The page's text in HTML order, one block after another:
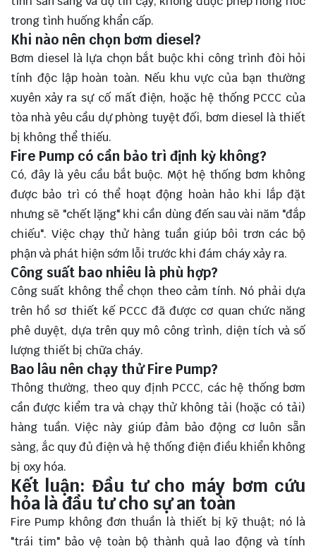
trong tình huống khẩn cấp.
Khi nào nên chọn bơm diesel?
Bơm diesel là lựa chọn bắt buộc khi công trình đòi hỏi
tính độc lập hoàn toàn. Nếu khu vực của bạn thường
xuyên xảy ra sự cố mất điện, hoặc hệ thống PCCC của
tòa nhà yêu cầu dự phòng tuyệt đối, bơm diesel là thiết
bị không thể thiếu.
Fire Pump có cần bảo trì định kỳ không?
Có, đây là yêu cầu bắt buộc. Một hệ thống bơm không
được bảo trì có thể hoạt động hoàn hảo khi lắp đặt
nhưng sẽ "chết lặng" khi cần dùng đến sau vài năm "đắp
chiếu". Việc chạy thử hàng tuần giúp bôi trơn các bộ
phận và phát hiện sớm lỗi trước khi đám cháy xảy ra.
Công suất bao nhiêu là phù hợp?
Công suất không thể chọn theo cảm tính. Nó phải dựa
trên hồ sơ thiết kế PCCC đã được cơ quan chức năng
phê duyệt, dựa trên quy mô công trình, diện tích và số
lượng thiết bị chữa cháy.
Bao lâu nên chạy thử Fire Pump?
Thông thường, theo quy định PCCC, các hệ thống bơm
cần được kiểm tra và chạy thử không tải (hoặc có tải)
hàng tuần. Việc này giúp đảm bảo động cơ luôn sẵn
sàng, ắc quy đủ điện và hệ thống điện điều khiển không
bị oxy hóa.
Kết luận: Đầu tư cho máy bơm cứu
hỏa là đầu tư cho sự an toàn
Fire Pump không đơn thuần là thiết bị kỹ thuật; nó là
"trái tim" bảo vệ toàn bộ thành quả lao động và tính